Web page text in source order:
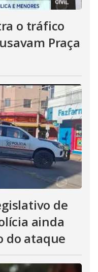
o tráfico
Praça
de
ainda
do ataque